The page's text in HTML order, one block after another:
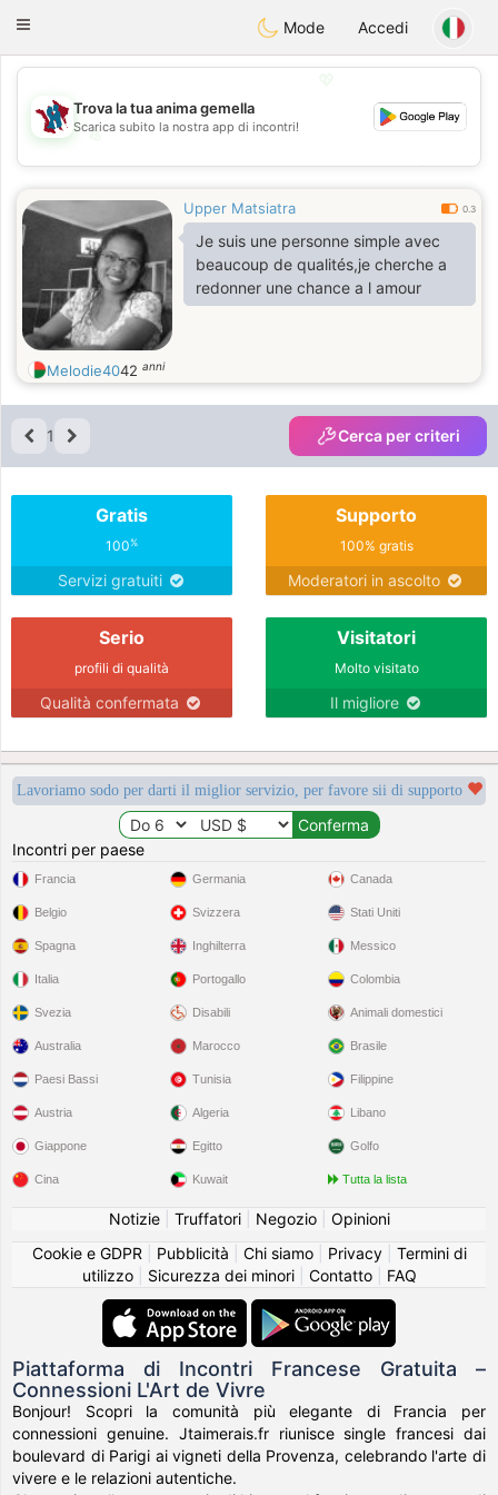
Taimerais
Toggle
Mode Accedi
💖
💕
Trova la tua anima gemella
Scarica subito la nostra app di incontri!
Upper Matsiatra 0.3
Je suis une personne simple avec
beaucoup de qualités,je cherche a
redonner une chance a l amour
Melodie4042 anni
1 Cerca per criteri
Gratis
100%
Servizi gratuiti
Supporto
100% gratis
Moderatori in ascolto
Serio
profili di qualità
Qualità confermata
Visitatori
Molto visitato
Il migliore
Lavoriamo sodo per darti il miglior servizio, per favore sii di supporto
Incontri per paese
Francia
Belgio
Spagna
Italia
Svezia
Germania
Svizzera
Inghilterra
Portogallo
Disabili
Canada
Stati Uniti
Messico
Colombia
Animali domestici
Australia
Paesi Bassi
Austria
Giappone
Cina
Marocco
Tunisia
Algeria
Egitto
Kuwait
Brasile
Filippine
Libano
Golfo
Tutta la lista
Notizie| Truffatori| Negozio| Opinioni
Cookie e GDPR
Pubblicità Chi siamo| Privacy| Termini di
utilizzo| Sicurezza dei minori| Contatto| FAQ
Piattaforma di Incontri Francese Gratuita –
Connessioni L'Art de Vivre
Bonjour! Scopri la comunità più elegante di Francia per
connessioni genuine. Jtaimerais.fr riunisce single francesi dai
boulevard di Parigi ai vigneti della Provenza, celebrando l'arte di
vivere e le relazioni autentiche.